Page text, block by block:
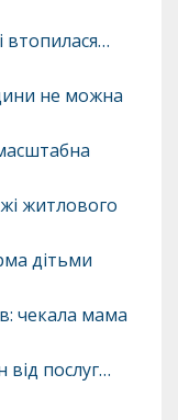
втопилася…
не можна
житлового
дітьми
чекала мама
від послуг…